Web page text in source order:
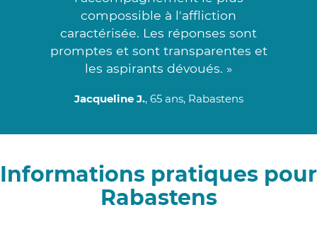
compossible à l'affliction
caractérisée. Les réponses sont
promptes et sont transparentes et
les aspirants dévoués. »
Jacqueline J., 65 ans, Rabastens
Informations pratiques pour
Rabastens